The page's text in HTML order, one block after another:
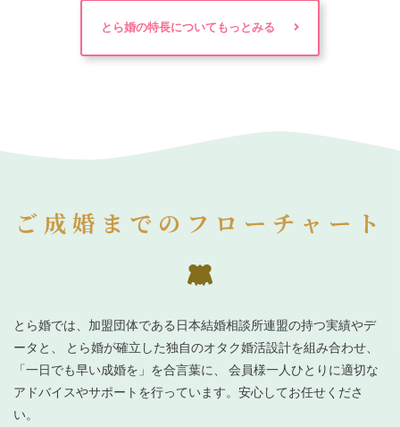
とら婚の特長についてもっとみる
ご成婚までのフローチャート
とら婚では、加盟団体である日本結婚相談所連盟の持つ実績やデ
ータと、 とら婚が確立した独自のオタク婚活設計を組み合わせ、
「一日でも早い成婚を」を合言葉に、 会員様一人ひとりに適切な
アドバイスやサポートを行っています。安心してお任せくださ
い。